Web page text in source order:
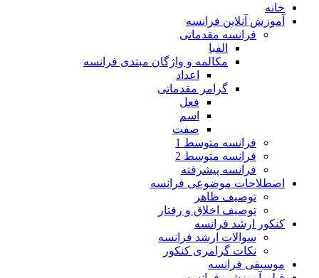
خانه
آموزش آنلاین فرانسه
فرانسه مقدماتی
الفبا
مکالمه و واژگان مبتدی فرانسه
اعداد
گرامر مقدماتی
فعل
اسم
صفت
فرانسه متوسط 1
فرانسه متوسط 2
فرانسه پیشرفته
اصطلاحات موضوعی فرانسه
توصیف ظاهر
توصیف اخلاق و رفتار
کنکور ارشد فرانسه
سوالات ارشد فرانسه
نکات گرامری کنکور
موسیقی فرانسه